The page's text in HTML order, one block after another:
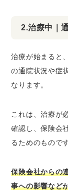
2.治療中｜
治療が始まると
の通院状況や症
なります。
これは、治療が
確認し、保険会
るためのものです
保険会社からの
事への影響など